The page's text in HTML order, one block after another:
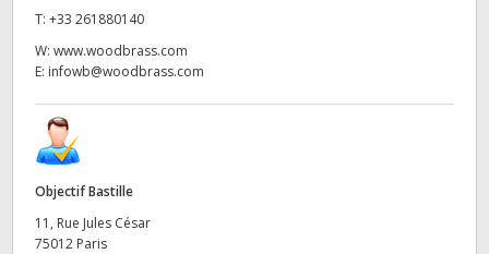
T: +33 261880140
W: www.woodbrass.com
E: infowb@woodbrass.com
Objectif Bastille
11, Rue Jules César
75012 Paris